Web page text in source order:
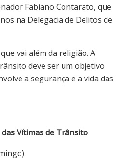
Fabiano Contarato, que
na Delegacia de Delitos de
vai além da religião. A
deve ser um objetivo
a segurança e a vida das
Vítimas de Trânsito